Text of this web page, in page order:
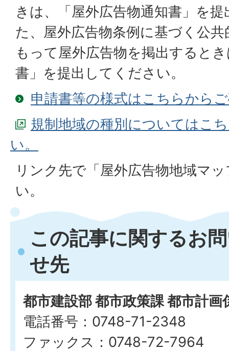
きは、「屋外広告物通知書」を
た、屋外広告物条例に基づく公
もって屋外広告物を掲出すると
書」を提出してください。
申請書等の様式はこちらから
規制地域の種別についてはこ
い。
リンク先で「屋外広告物地域マ
い。
この記事に関するお
せ先
都市建設部 都市政策課 都市計画
電話番号：0748-71-2348
ファックス：0748-72-7964